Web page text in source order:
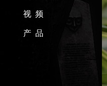
视 频
产 品